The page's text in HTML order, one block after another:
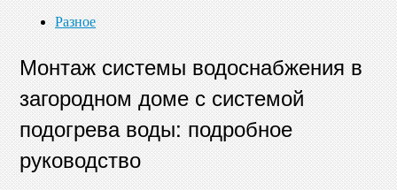
Разное
Монтаж системы водоснабжения в
загородном доме с системой
подогрева воды: подробное
руководство